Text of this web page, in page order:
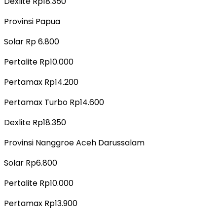
Provinsi Papua
Solar Rp 6.800
Pertalite Rp10.000
Pertamax Rp14.200
Pertamax Turbo Rp14.600
Dexlite Rp18.350
Provinsi Nanggroe Aceh Darussalam
Solar Rp6.800
Pertalite Rp10.000
Pertamax Rp13.900